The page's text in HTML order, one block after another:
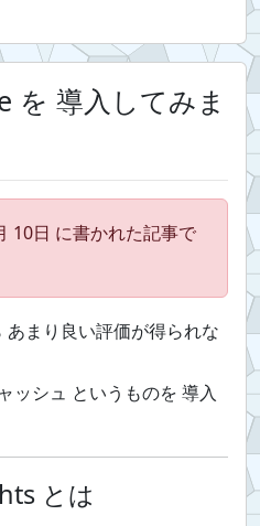
を 導入してみま
10日 に書かれた記事で
まり良い評価が得られな
ッシュ というものを 導入
とは